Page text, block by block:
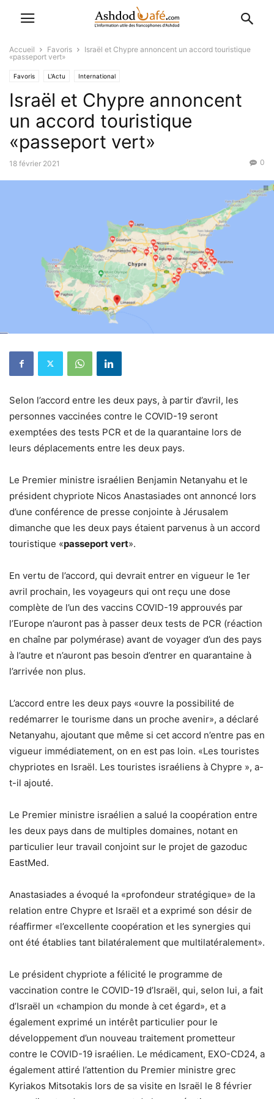
Accueil Favoris
Israël et Chypre annoncent un accord touristique
«passeport vert»
Favoris L'Actu International
Israël et Chypre annoncent
un accord touristique
«passeport vert»
18 février 2021 0
Selon l’accord entre les deux pays, à partir d’avril, les
personnes vaccinées contre le COVID-19 seront
exemptées des tests PCR et de la quarantaine lors de
leurs déplacements entre les deux pays.
Le Premier ministre israélien Benjamin Netanyahu et le
président chypriote Nicos Anastasiades ont annoncé lors
d’une conférence de presse conjointe à Jérusalem
dimanche que les deux pays étaient parvenus à un accord
touristique «passeport vert».
En vertu de l’accord, qui devrait entrer en vigueur le 1er
avril prochain, les voyageurs qui ont reçu une dose
complète de l’un des vaccins COVID-19 approuvés par
l’Europe n’auront pas à passer deux tests de PCR (réaction
en chaîne par polymérase) avant de voyager d’un des pays
à l’autre et n’auront pas besoin d’entrer en quarantaine à
l’arrivée non plus.
L’accord entre les deux pays «ouvre la possibilité de
redémarrer le tourisme dans un proche avenir», a déclaré
Netanyahu, ajoutant que même si cet accord n’entre pas en
vigueur immédiatement, on en est pas loin. «Les touristes
chypriotes en Israël. Les touristes israéliens à Chypre », a-
t-il ajouté.
Le Premier ministre israélien a salué la coopération entre
les deux pays dans de multiples domaines, notant en
particulier leur travail conjoint sur le projet de gazoduc
EastMed.
Anastasiades a évoqué la «profondeur stratégique» de la
relation entre Chypre et Israël et a exprimé son désir de
réaffirmer «l’excellente coopération et les synergies qui
ont été établies tant bilatéralement que multilatéralement».
Le président chypriote a félicité le programme de
vaccination contre le COVID-19 d’Israël, qui, selon lui, a fait
d’Israël un «champion du monde à cet égard», et a
également exprimé un intérêt particulier pour le
développement d’un nouveau traitement prometteur
contre le COVID-19 israélien. Le médicament, EXO-CD24, a
également attiré l’attention du Premier ministre grec
Kyriakos Mitsotakis lors de sa visite en Israël le 8 février